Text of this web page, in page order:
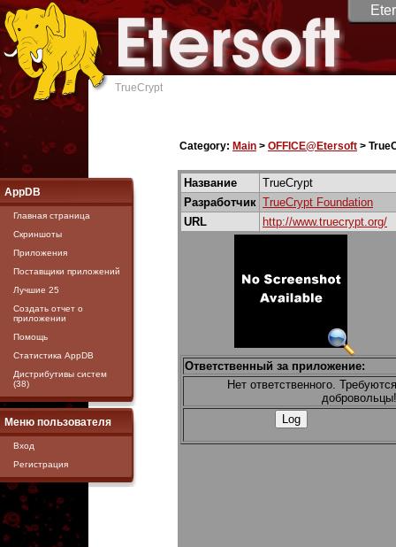
TrueCrypt
AppDB
Главная страница
Скриншоты
Приложения
Поставщики приложений
Лучшие 25
Создать отчет о
приложении
Помощь
Статистика AppDB
Дистрибутивы систем
(38)
Меню пользователя
Вход
Регистрация
Category: Main > OFFICE@Etersoft >
Название
TrueCrypt
Разработчик TrueCrypt Foundation
URL
http://www.truecrypt.org/
Ответственный за приложение:
Нет ответственного. Требуются
добровольцы!